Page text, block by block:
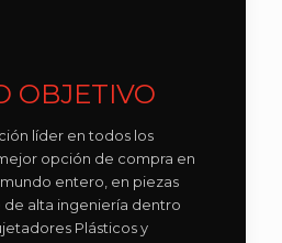
OBJETIVO
líder en todos los
opción de compra en
entero, en piezas
de alta ingeniería dentro
Plásticos y